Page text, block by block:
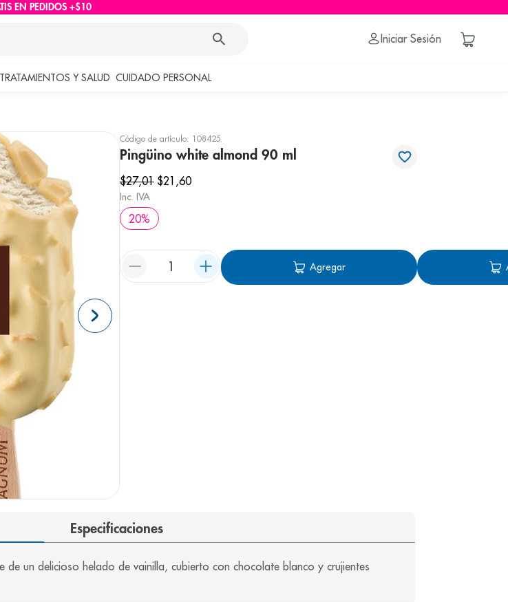
EN PEDIDOS +$10
Iniciar Sesión
TRATAMIENTOS Y SALUD CUIDADO PERSONAL
Código de artículo: 108425
Pingüino white almond 90 ml
$27,01 $21 ,60
Inc. IVA
20%
Agregar
Especificaciones
de un delicioso helado de vainilla, cubierto con chocolate blanco y crujientes